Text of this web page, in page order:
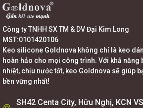
Công ty TNHH SX TM & DV Đại Kim Long
MST:0101420106
Keo silicone Goldnova không chỉ là keo
hoàn hảo cho mọi công trình. Với khả năng
nhiệt, chịu nước tốt, keo Goldnova sẽ giúp
bền vững nhất!
SH42 Centa City, Hữu Nghị, KCN